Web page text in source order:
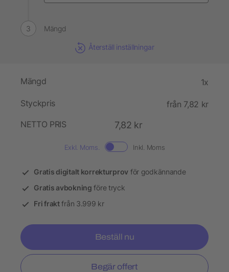
Mängd
Återställ inställningar
Mängd 1x
Styckpris
från 7,82 kr
NETTO PRIS
7,82 kr
Exkl. Moms. Inkl. Moms
Gratis digitalt korrekturprov för godkännande
Gratis avbokning före tryck
Fri fraktfrån 3.999 kr
Beställ nu
Begär offert